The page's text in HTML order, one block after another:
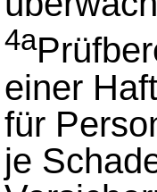
4a
einer
für
je